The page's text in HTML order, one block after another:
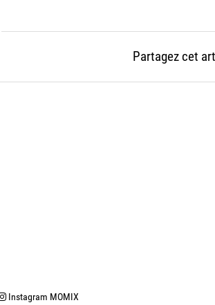
Partagez cet
Instagram MOMIX